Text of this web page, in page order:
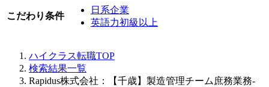
こだわり条件
日系企業
英語力初級以上
ハイクラス転職TOP
検索結果一覧
Rapidus株式会社：【千歳】製造管理チーム庶務業務-